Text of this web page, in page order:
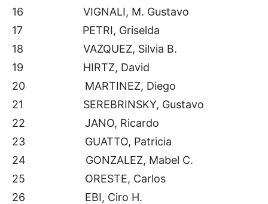
16 VIGNALI, M. Gustavo
17 PETRI, Griselda
18 VAZQUEZ, Silvia B.
19 HIRTZ, David
20 MARTINEZ, Diego
21 SEREBRINSKY, Gustavo
22 JANO, Ricardo
23 GUATTO, Patricia
24 GONZALEZ, Mabel C.
25 ORESTE, Carlos
26 EBI, Ciro H.